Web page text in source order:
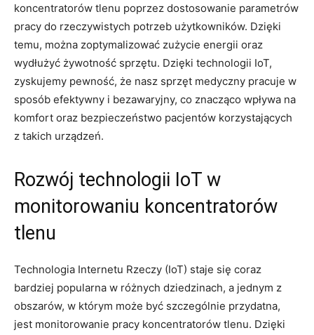
koncentratorów⁤ tlenu poprzez ​dostosowanie‍ parametrów
pracy​ do rzeczywistych potrzeb użytkowników. Dzięki
‍temu, ⁤można zoptymalizować zużycie energii⁢ oraz
wydłużyć żywotność sprzętu. Dzięki technologii IoT,
zyskujemy ‍pewność, ‌że ⁣nasz sprzęt medyczny pracuje ‍w
sposób ‍efektywny i bezawaryjny, co znacząco wpływa na
‌komfort​ oraz bezpieczeństwo pacjentów korzystających
z takich urządzeń.
Rozwój technologii IoT w‍
monitorowaniu koncentratorów
tlenu
Technologia Internetu Rzeczy (IoT) staje się coraz
bardziej popularna w różnych dziedzinach, ‍a jednym z
obszarów, w⁣ którym może być szczególnie przydatna,
jest monitorowanie pracy‌ koncentratorów ‍tlenu. Dzięki